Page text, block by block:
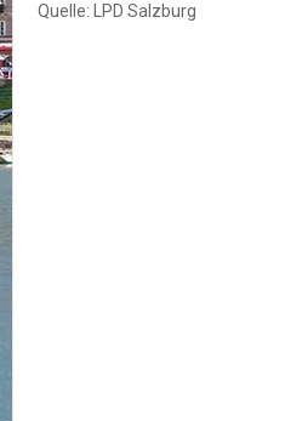
Quelle: LPD Salzburg